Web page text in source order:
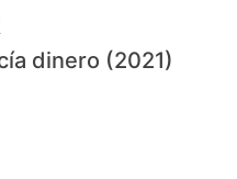
dinero (2021)